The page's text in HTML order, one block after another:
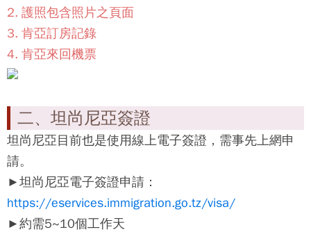
2. 護照包含照片之頁面
3. 肯亞訂房記錄
4. 肯亞來回機票
二、坦尚尼亞簽證
坦尚尼亞目前也是使用線上電子簽證，需事先上網申
請。
►坦尚尼亞電子簽證申請：
https://eservices.immigration.go.tz/visa/
►約需5~10個工作天